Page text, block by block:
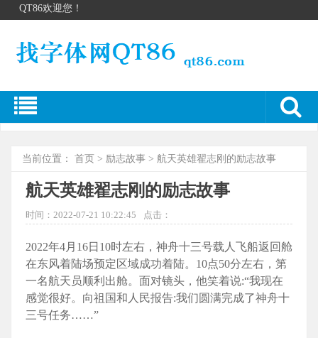
QT86欢迎您！
当前位置： 首页 > 励志故事 > 航天英雄翟志刚的励志故事
航天英雄翟志刚的励志故事
时间：2022-07-21 10:22:45 点击：
2022年4月16日10时左右，神舟十三号载人飞船返回舱
在东风着陆场预定区域成功着陆。10点50分左右，第
一名航天员顺利出舱。面对镜头，他笑着说:“我现在
感觉很好。向祖国和人民报告:我们圆满完成了神舟十
三号任务……”